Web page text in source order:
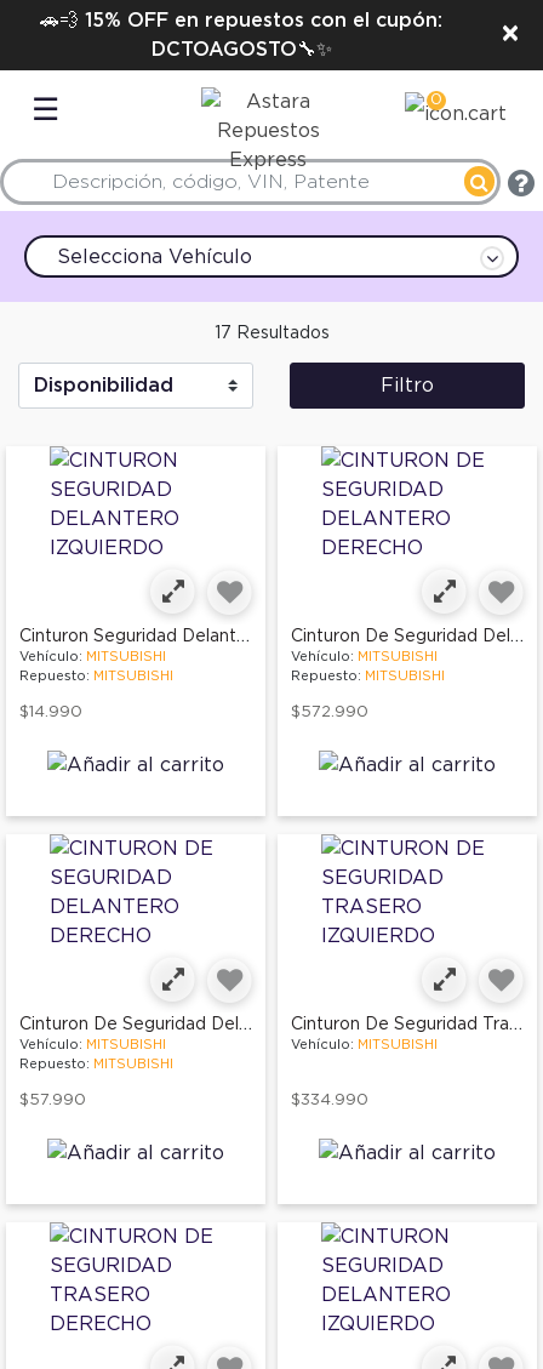
🚗💨 15% OFF en repuestos con el cupón:
DCTOAGOSTO🔧✨
×
☰ 0
Selecciona Vehículo
17 Resultados
Filtro
Cinturon Seguridad Delantero Izquierdo
Vehículo: MITSUBISHI
Repuesto: MITSUBISHI
$14.990
Cinturon De Seguridad Delantero Derecho
Vehículo: MITSUBISHI
Repuesto: MITSUBISHI
$572.990
Cinturon De Seguridad Delantero Derecho
Vehículo: MITSUBISHI
Repuesto: MITSUBISHI
$57.990
Cinturon De Seguridad Trasero Izquierdo
Vehículo: MITSUBISHI
$334.990